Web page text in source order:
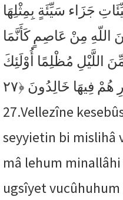
جَزَاء سَيِّئَةٍ بِمِثْلِهَا
اللّهِ مِنْ عَاصِمٍ كَأَنَّمَا
اللَّيْلِ مُظْلِمًا أُوْلَئِكَ
هُمْ فِيهَا خَالِدُونَ ﴿٢٧
27.Vellezîne
seyyietin bi mislihâ
mâ lehum
ugsîyet